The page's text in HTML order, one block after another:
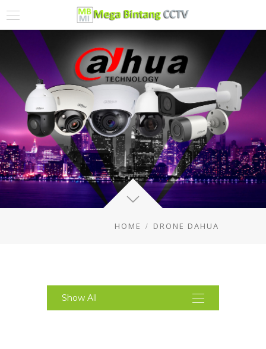
HOME DRONE DAHUA
Show All